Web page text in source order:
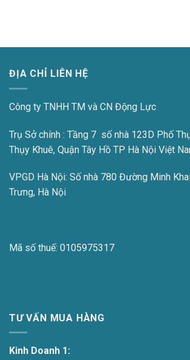
ĐỊA CHỈ LIÊN HỆ
Công ty TNHH TM và CN Động Lực
Trụ Sở chính : Tầng 7 số nhà 123D Phố
Thụy Khuê, Quận Tây Hồ TP Hà Nội Việt
VPGD Hà Nội: Số nhà 780 Đường Minh
Trưng, Hà Nội
Mã số thuế: 0105975317
TƯ VẤN MUA HÀNG
Kinh Doanh 1: